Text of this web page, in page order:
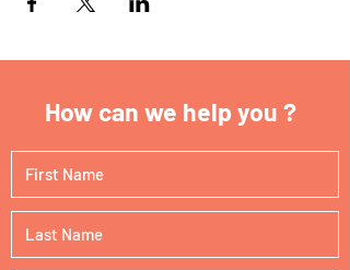
How can we help you ?